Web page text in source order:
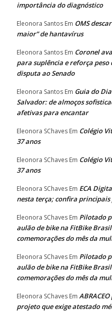
importância do diagnóstico
Eleonora Santos Em OMS
maior” de hantavírus
Eleonora Santos Em Coronel
para suplência e reforça
disputa ao Senado
Eleonora Santos Em Guia do
Salvador: de almoços
afetivas para encantar
Eleonora SChaves Em Colégio
37 anos
Eleonora SChaves Em Colégio
37 anos
Eleonora SChaves Em ECA
nesta terça; confira principais
Eleonora SChaves Em Pilotado
aulão de bike na FitBike
comemorações do mês da
Eleonora SChaves Em Pilotado
aulão de bike na FitBike
comemorações do mês da
Eleonora SChaves Em
projeto que exige atestado